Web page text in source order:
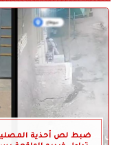
ضبط لص أحذية